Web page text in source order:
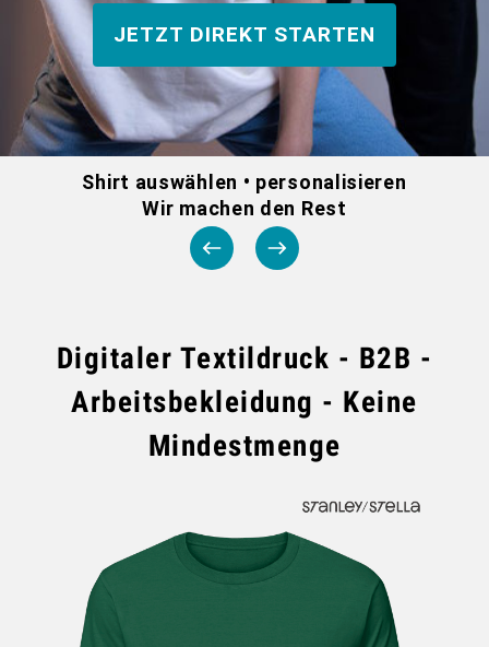
DTF BOGEN
PRINT ON DEMAND
SOCKEN PERSONALISIEREN
FOTOTASSEN UND MEHR
JETZT DIREKT STARTEN
Shirt auswählen • personalisieren
Wir machen den Rest
Digitaler Textildruck - B2B -
Arbeitsbekleidung - Keine
Mindestmenge